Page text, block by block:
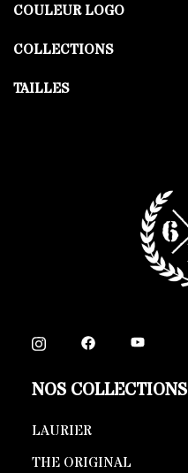
COULEUR LOGO
COLLECTIONS
TAILLES
NOS COLLECTIONS
LAURIER
THE ORIGINAL